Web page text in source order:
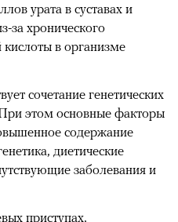
урата в суставах и
за хронического
в организме
сочетание генетических
этом основные факторы
содержание
диетические
заболевания и
приступах,